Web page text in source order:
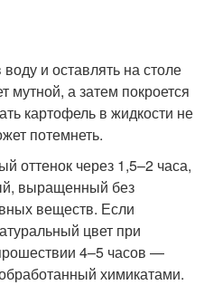
и оставлять на столе
мутной, а затем покроется
картофель в жидкости не
потемнеть.
оттенок через 1,5–2 часа,
выращенный без
веществ. Если
цвет при
4–5 часов —
химикатами.